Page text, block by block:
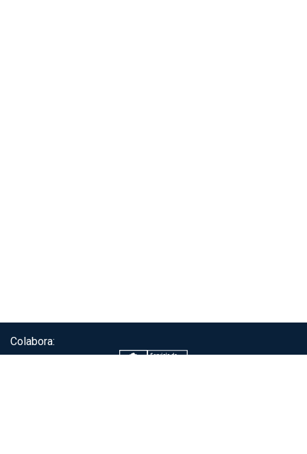
Colabora: